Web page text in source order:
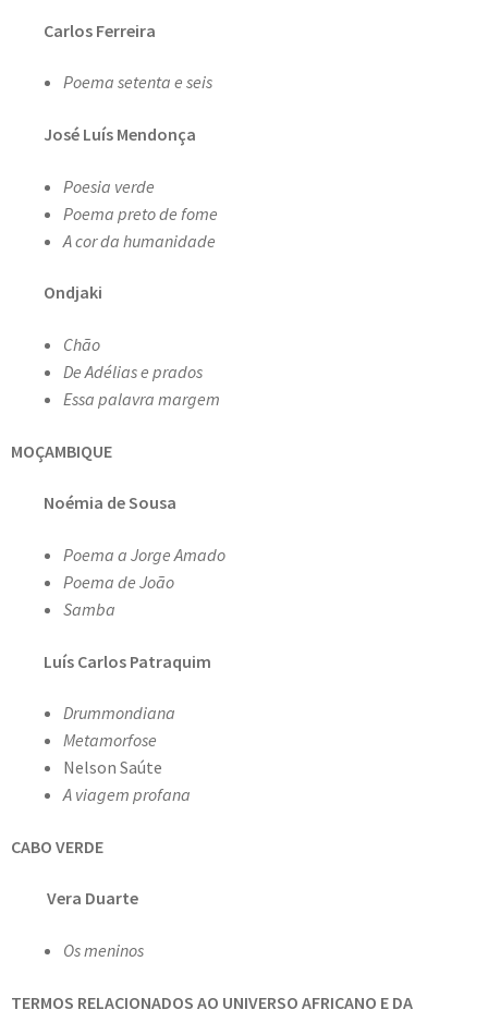
Carlos Ferreira
Poema setenta e seis
José Luís Mendonça
Poesia verde
Poema preto de fome
A cor da humanidade
Ondjaki
Chão
De Adélias e prados
Essa palavra margem
MOÇAMBIQUE
Noémia de Sousa
Poema a Jorge Amado
Poema de João
Samba
Luís Carlos Patraquim
Drummondiana
Metamorfose
Nelson Saúte
A viagem profana
CABO VERDE
Vera Duarte
Os meninos
TERMOS RELACIONADOS AO UNIVERSO AFRICANO E DA